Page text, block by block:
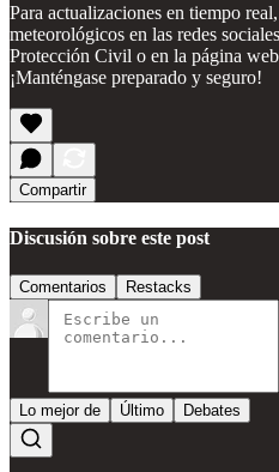
Para actualizaciones en tiempo
meteorológicos en las redes
Protección Civil o en la página
¡Manténgase preparado y seguro!
Compartir
Discusión sobre este post
Comentarios Restacks
Lo mejor de Último Debates